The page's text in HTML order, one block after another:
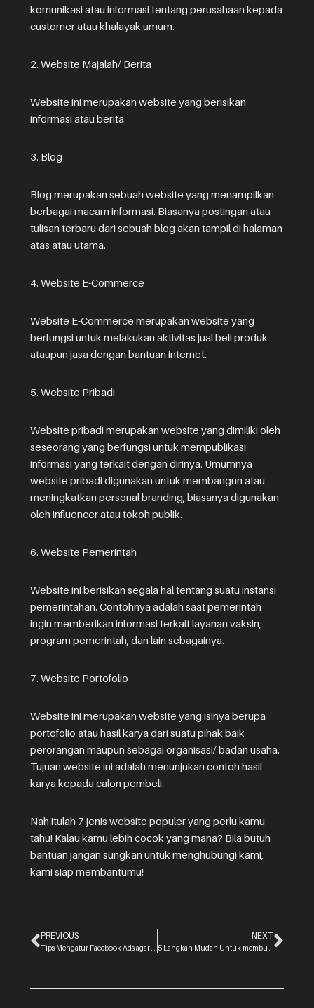
komunikasi atau informasi tentang perusahaan kepada
customer atau khalayak umum.
2. Website Majalah/ Berita
Website ini merupakan website yang berisikan
informasi atau berita.
3. Blog
Blog merupakan sebuah website yang menampilkan
berbagai macam informasi. Biasanya postingan atau
tulisan terbaru dari sebuah blog akan tampil di halaman
atas atau utama.
4. Website E-Commerce
Website E-Commerce merupakan website yang
berfungsi untuk melakukan aktivitas jual beli produk
ataupun jasa dengan bantuan internet.
5. Website Pribadi
Website pribadi merupakan website yang dimiliki oleh
seseorang yang berfungsi untuk mempublikasi
informasi yang terkait dengan dirinya. Umumnya
website pribadi digunakan untuk membangun atau
meningkatkan personal branding, biasanya digunakan
oleh influencer atau tokoh publik.
6. Website Pemerintah
Website ini berisikan segala hal tentang suatu instansi
pemerintahan. Contohnya adalah saat pemerintah
ingin memberikan informasi terkait layanan vaksin,
program pemerintah, dan lain sebagainya.
7. Website Portofolio
Website ini merupakan website yang isinya berupa
portofolio atau hasil karya dari suatu pihak baik
perorangan maupun sebagai organisasi/ badan usaha.
Tujuan website ini adalah menunjukan contoh hasil
karya kepada calon pembeli.
Nah itulah 7 jenis website populer yang perlu kamu
tahu! Kalau kamu lebih cocok yang mana? Bila butuh
bantuan jangan sungkan untuk menghubungi kami,
kami siap membantumu!
PREVIOUS NEXT